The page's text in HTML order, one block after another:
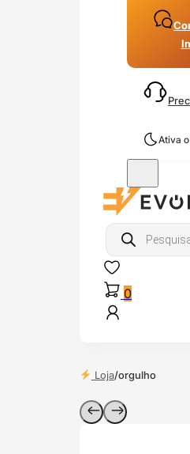
Ativa
Products
search
0
Loja/orgulho